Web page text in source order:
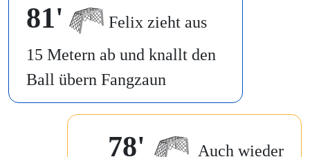
81'
Felix zieht aus
15 Metern ab und knallt den
Ball übern Fangzaun
78'
Auch wieder